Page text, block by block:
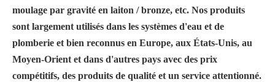
moulage par gravité en laiton / bronze, etc. Nos produits
sont largement utilisés dans les systèmes d'eau et de
plomberie et bien reconnus en Europe, aux États-Unis, au
Moyen-Orient et dans d'autres pays avec des prix
compétitifs, des produits de qualité et un service attentionné.